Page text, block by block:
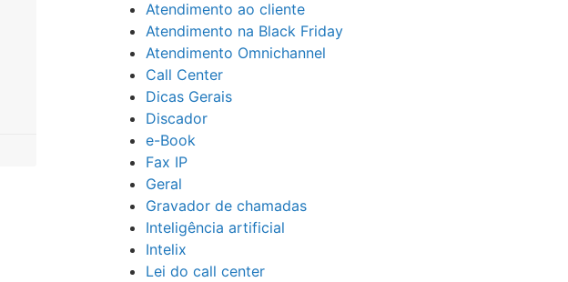
Atendimento ao cliente
Atendimento na Black Friday
Atendimento Omnichannel
Call Center
Dicas Gerais
Discador
e-Book
Fax IP
Geral
Gravador de chamadas
Inteligência artificial
Intelix
Lei do call center